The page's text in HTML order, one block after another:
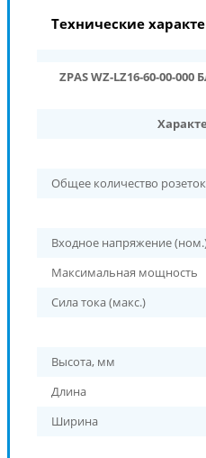
Технические
ZPAS WZ-LZ16-60-00-
Общее количество розеток
Входное напряжение
Максимальная мощность
Сила тока (макс.)
Высота, мм
Длина
Ширина